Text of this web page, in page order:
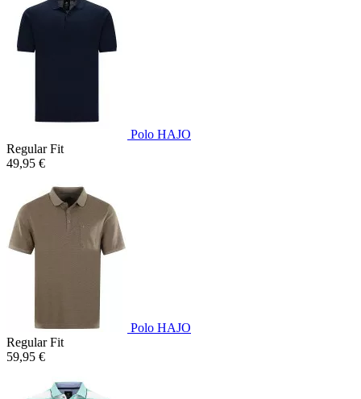
Polo HAJO
Regular Fit
49,95 €
Polo HAJO
Regular Fit
59,95 €